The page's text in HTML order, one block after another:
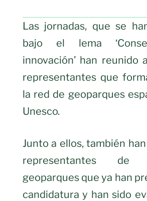
Las jornadas, que se
bajo el lema
innovación’ han reunido
representantes que
la red de geoparques
Unesco.
Junto a ellos, también
representantes
geoparques que ya han
candidatura y han sido